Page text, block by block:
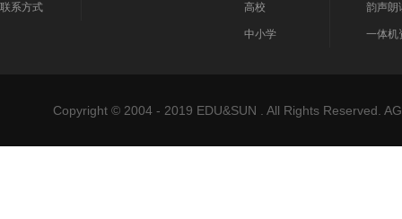
联系方式 高校
中小学
韵声朗
一体机
Copyright © 2004 - 2019 EDU&SUN . All Rights Reserved.